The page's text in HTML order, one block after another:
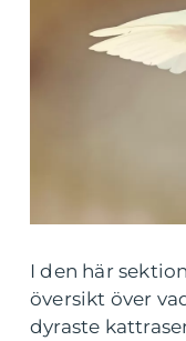
I den här
översikt över
dyraste